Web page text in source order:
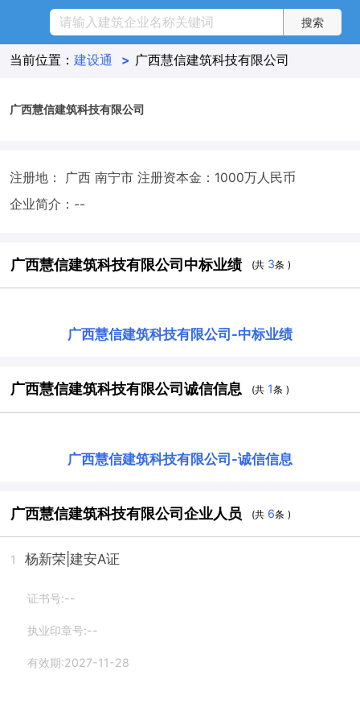
当前位置： 建设通 > 广西慧信建筑科技有限公司
广西慧信建筑科技有限公司
注册地： 广西 南宁市 注册资本金：1000万人民币
企业简介：--
广西慧信建筑科技有限公司中标业绩 (共 3条 )
广西慧信建筑科技有限公司 -中标业绩
广西慧信建筑科技有限公司诚信信息 (共 1条 )
广西慧信建筑科技有限公司 -诚信信息
广西慧信建筑科技有限公司企业人员 (共 6条 )
1 杨新荣 |建安A证
证书号:--
执业印章号:--
有效期:2027-11-28